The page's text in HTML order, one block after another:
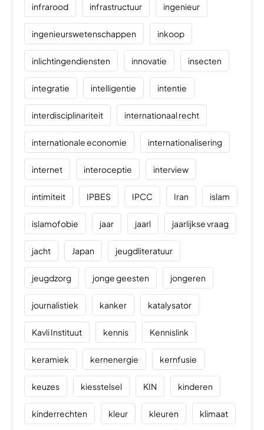
infrarood infrastructuur ingenieur
ingenieurswetenschappen inkoop
inlichtingendiensten innovatie insecten
integratie intelligentie intentie
interdisciplinariteit internationaal recht
internationale economie internationalisering
internet interoceptie interview
intimiteit IPBES IPCC Iran islam
islamofobie jaar jaarl jaarlijkse vraag
jacht Japan jeugdliteratuur
jeugdzorg jonge geesten jongeren
journalistiek kanker katalysator
Kavli Instituut kennis Kennislink
keramiek kernenergie kernfusie
keuzes kiesstelsel KIN kinderen
kinderrechten kleur kleuren klimaat